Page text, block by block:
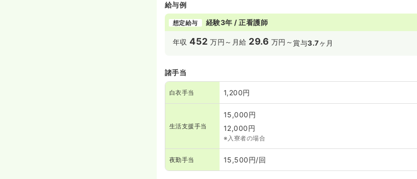
給与例
想定給与 経験3年 / 正看護師
年収452 万円～ 月給 29.6 万円～賞与3.7ヶ月
諸手当
白衣手当 1,200円
生活支援手当
15,000円
12,000円
※入寮者の場合
夜勤手当 15,500円/回